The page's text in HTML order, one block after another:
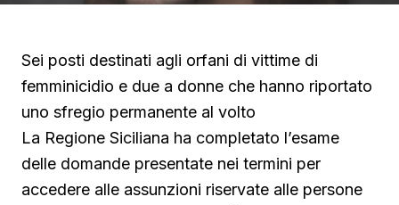
Sei posti destinati agli orfani di vittime di
femminicidio e due a donne che hanno riportato
uno sfregio permanente al volto
La Regione Siciliana ha completato l’esame
delle domande presentate nei termini per
accedere alle assunzioni riservate alle persone